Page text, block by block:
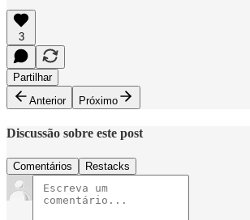
3
Partilhar
Anterior
Próximo
Discussão sobre este post
Comentários Restacks